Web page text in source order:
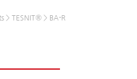
> TESNIT® > BA-R